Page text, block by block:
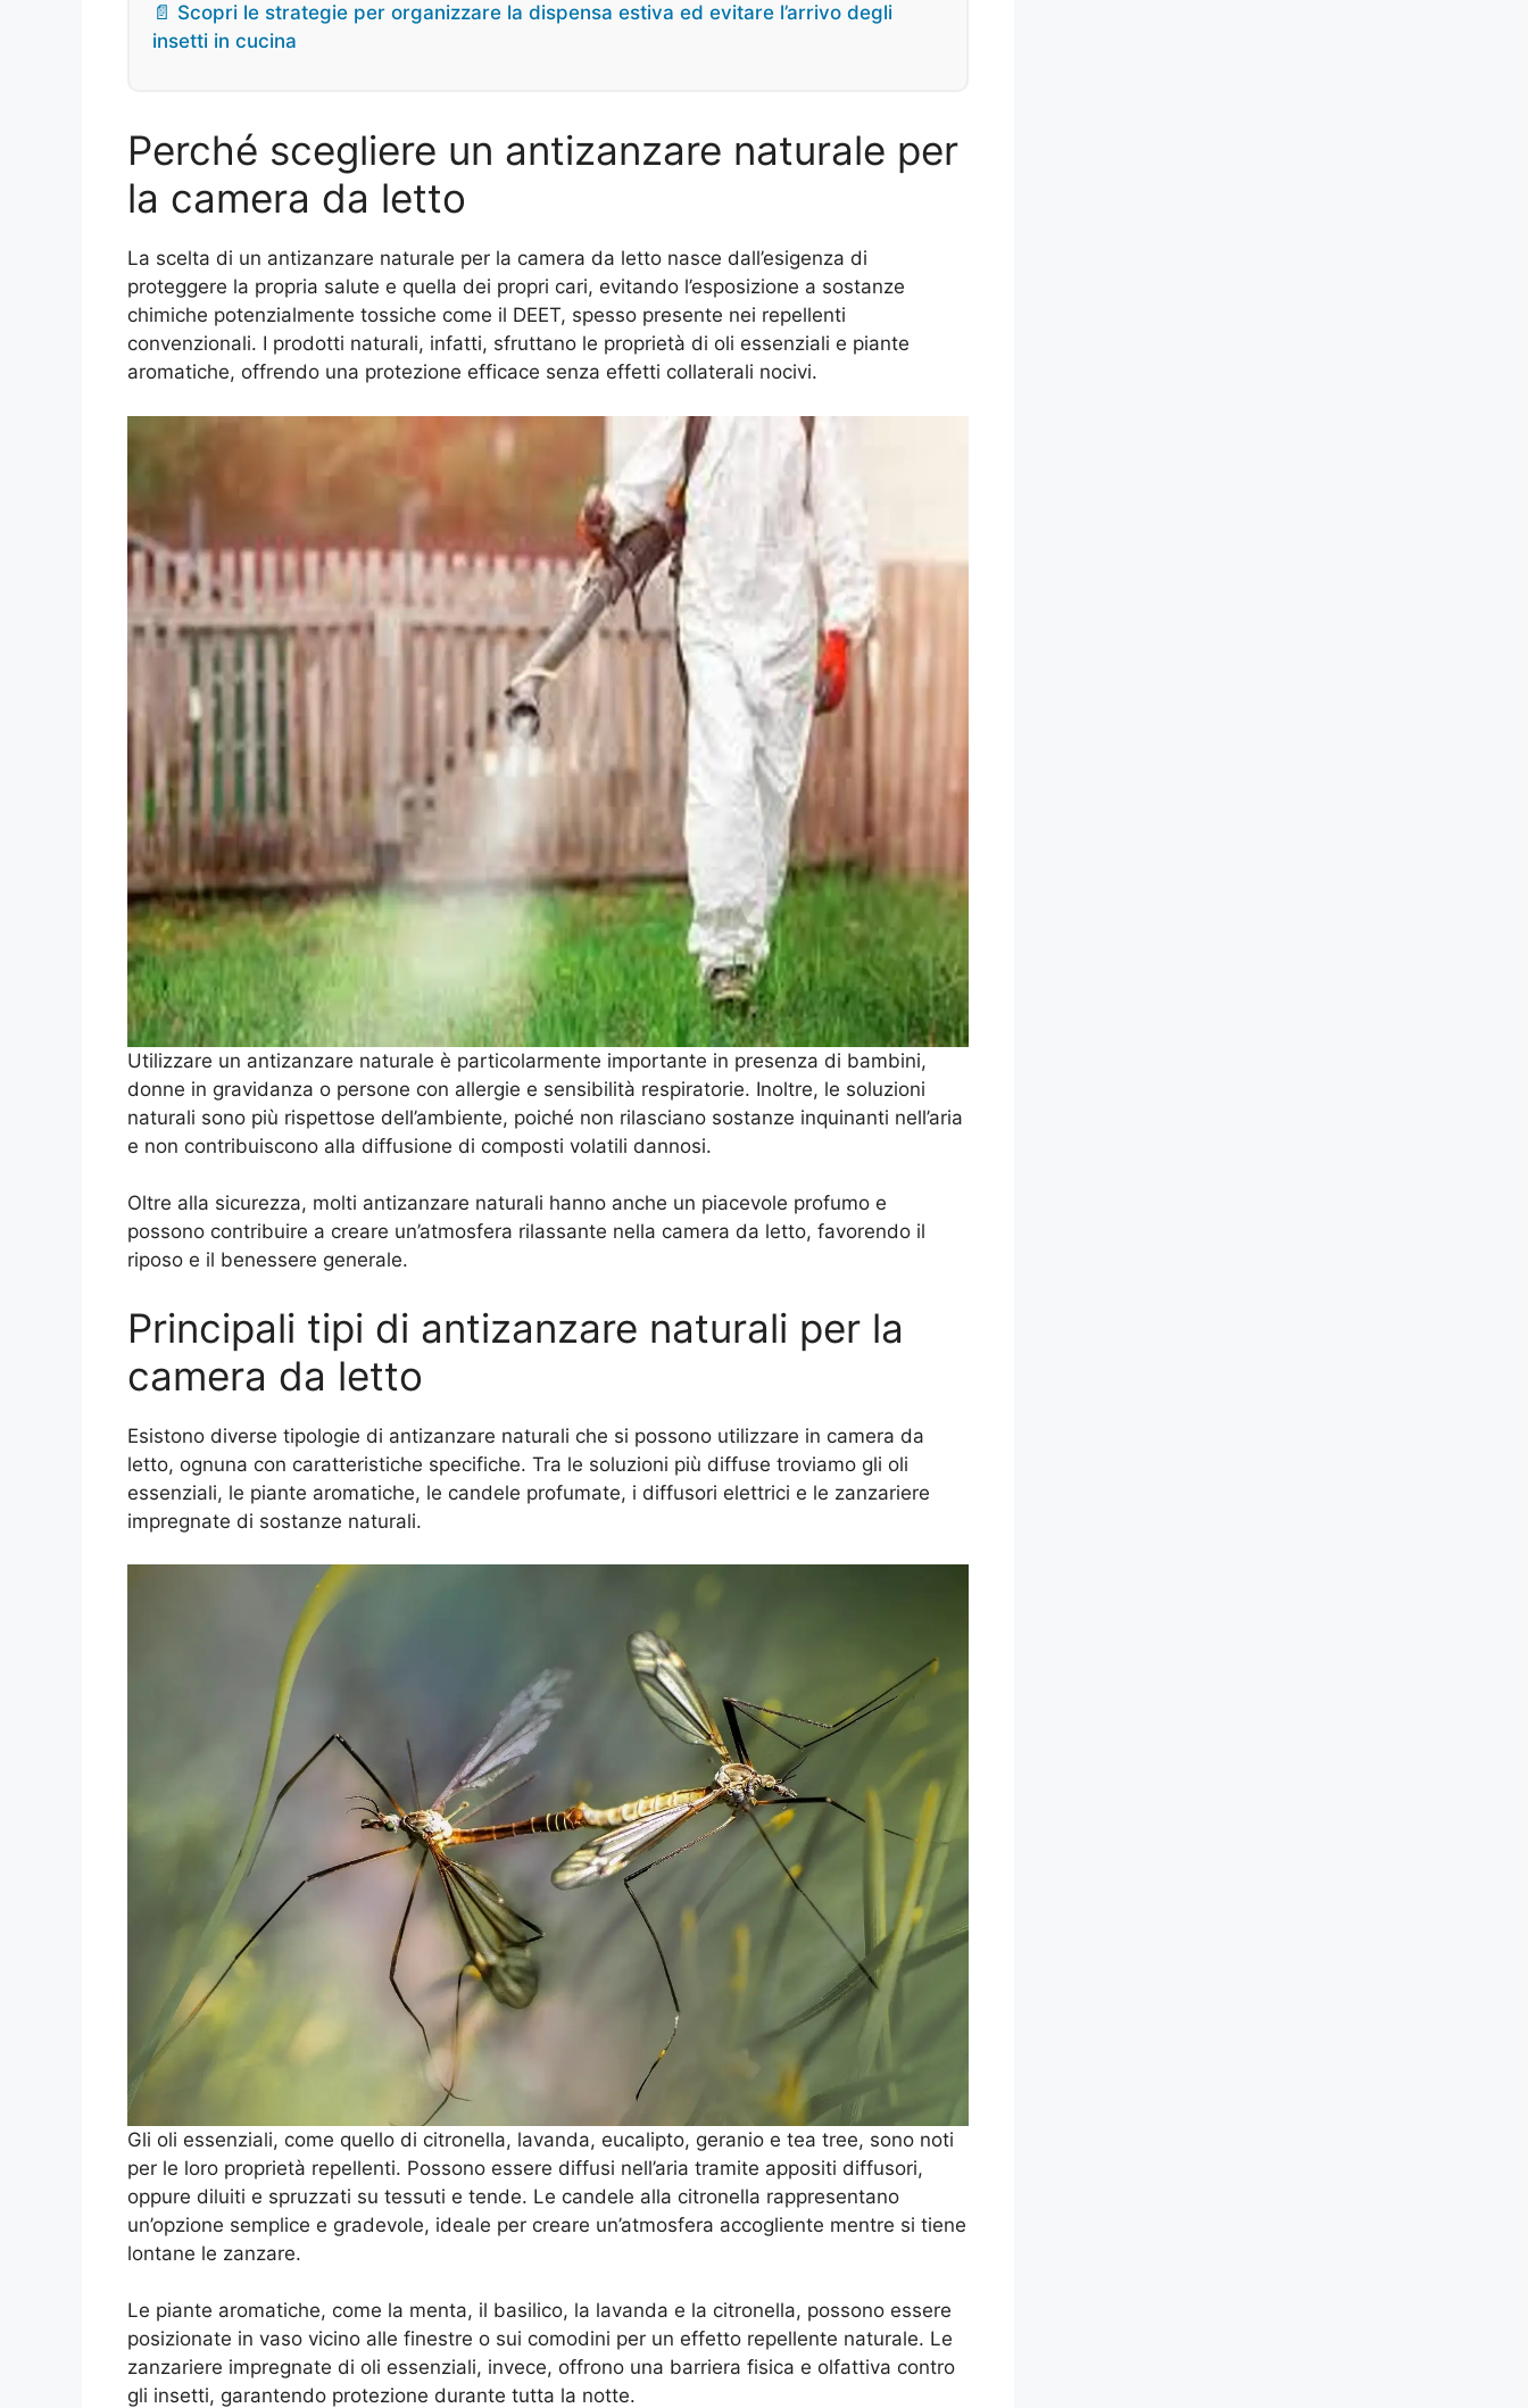
📄 Scopri le strategie per organizzare la dispensa estiva ed evitare l’arrivo degli
insetti in cucina
Perché scegliere un antizanzare naturale per
la camera da letto
La scelta di un antizanzare naturale per la camera da letto nasce dall’esigenza di
proteggere la propria salute e quella dei propri cari, evitando l’esposizione a sostanze
chimiche potenzialmente tossiche come il DEET, spesso presente nei repellenti
convenzionali. I prodotti naturali, infatti, sfruttano le proprietà di oli essenziali e piante
aromatiche, offrendo una protezione efficace senza effetti collaterali nocivi.
Utilizzare un antizanzare naturale è particolarmente importante in presenza di bambini,
donne in gravidanza o persone con allergie e sensibilità respiratorie. Inoltre, le soluzioni
naturali sono più rispettose dell’ambiente, poiché non rilasciano sostanze inquinanti nell’aria
e non contribuiscono alla diffusione di composti volatili dannosi.
Oltre alla sicurezza, molti antizanzare naturali hanno anche un piacevole profumo e
possono contribuire a creare un’atmosfera rilassante nella camera da letto, favorendo il
riposo e il benessere generale.
Principali tipi di antizanzare naturali per la
camera da letto
Esistono diverse tipologie di antizanzare naturali che si possono utilizzare in camera da
letto, ognuna con caratteristiche specifiche. Tra le soluzioni più diffuse troviamo gli oli
essenziali, le piante aromatiche, le candele profumate, i diffusori elettrici e le zanzariere
impregnate di sostanze naturali.
Gli oli essenziali, come quello di citronella, lavanda, eucalipto, geranio e tea tree, sono noti
per le loro proprietà repellenti. Possono essere diffusi nell’aria tramite appositi diffusori,
oppure diluiti e spruzzati su tessuti e tende. Le candele alla citronella rappresentano
un’opzione semplice e gradevole, ideale per creare un’atmosfera accogliente mentre si tiene
lontane le zanzare.
Le piante aromatiche, come la menta, il basilico, la lavanda e la citronella, possono essere
posizionate in vaso vicino alle finestre o sui comodini per un effetto repellente naturale. Le
zanzariere impregnate di oli essenziali, invece, offrono una barriera fisica e olfattiva contro
gli insetti, garantendo protezione durante tutta la notte.